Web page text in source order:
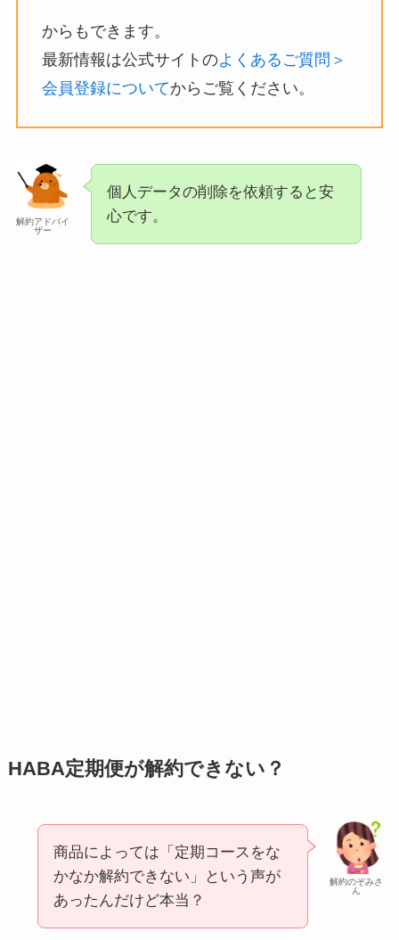
からもできます。
最新情報は公式サイトのよくあるご質問＞
会員登録についてからご覧ください。
解約アドバイ
ザー
個人データの削除を依頼すると安
心です。
HABA定期便が解約できない？
解約のぞみさ
ん
商品によっては「定期コースをな
かなか解約できない」という声が
あったんだけど本当？